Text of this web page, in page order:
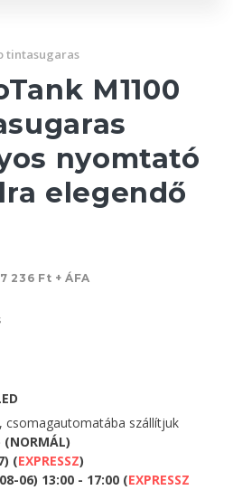
tintasugaras
M1100
nyomtató
elegendő
236 Ft + ÁFA
csomagautomatába szállítjuk
(NORMÁL)
(EXPRESSZ)
06) 13:00 - 17:00 (EXPRESSZ